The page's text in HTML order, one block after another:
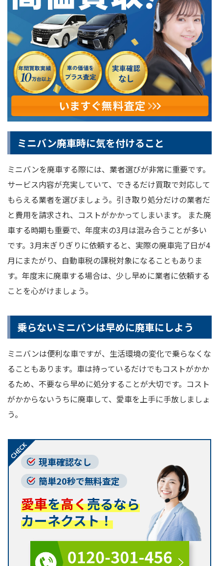
ミニバン廃車時に気を付けること
ミニバンを廃車する際には、業者選びが非常に重要です。
サービス内容が充実していて、できるだけ買取で対応して
もらえる業者を選びましょう。引き取り処分だけの業者だ
と費用を請求され、コストがかかってしまいます。 また廃
車する時期も重要で、年度末の3月は混み合うことが多い
です。3月末ぎりぎりに依頼すると、実際の廃車完了日が4
月にまたがり、自動車税の課税対象になることもありま
す。年度末に廃車する場合は、少し早めに業者に依頼する
ことを心がけましょう。
乗らないミニバンは早めに廃車にしよう
ミニバンは便利な車ですが、生活環境の変化で乗らなくな
ることもあります。車は持っているだけでもコストがかか
るため、不要なら早めに処分することが大切です。コスト
がかからないうちに廃車して、愛車を上手に手放しましょ
う。
現車確認なし
簡単20秒で無料査定
愛車を高く売るなら
カーネクスト！